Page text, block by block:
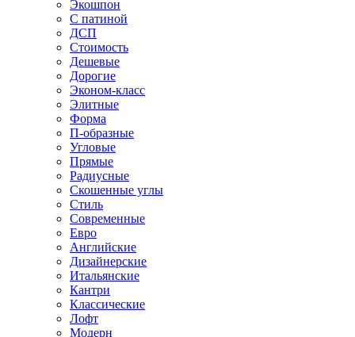
Экошпон
С патиной
ДСП
Стоимость
Дешевые
Дорогие
Эконом-класс
Элитные
Форма
П-образные
Угловые
Прямые
Радиусные
Скошенные углы
Стиль
Современные
Евро
Английские
Дизайнерские
Итальянские
Кантри
Классические
Лофт
Модерн